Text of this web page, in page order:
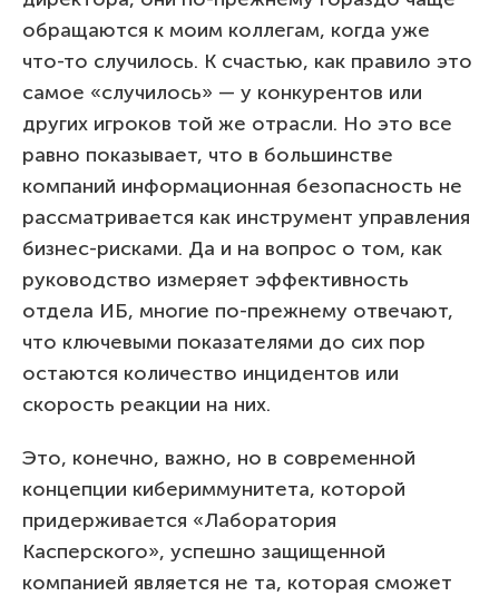
обращаются к моим коллегам, когда уже
что-то случилось. К счастью, как правило это
самое «случилось» — у конкурентов или
других игроков той же отрасли. Но это все
равно показывает, что в большинстве
компаний информационная безопасность не
рассматривается как инструмент управления
бизнес-рисками. Да и на вопрос о том, как
руководство измеряет эффективность
отдела ИБ, многие по-прежнему отвечают,
что ключевыми показателями до сих пор
остаются количество инцидентов или
скорость реакции на них.
Это, конечно, важно, но в современной
концепции кибериммунитета, которой
придерживается «Лаборатория
Касперского», успешно защищенной
компанией является не та, которая сможет